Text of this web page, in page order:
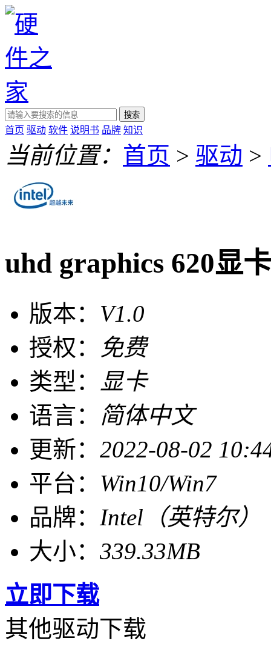
搜索
首页 驱动 软件 说明书 品牌 知识
当前位置： 首页 > 驱动 >
uhd graphics 620显
版本： V1.0
授权：
免费
类型： 显卡
语言： 简体中文
更新： 2022-08-02
平台： Win10/Win7
品牌： Intel（英特尔）
大小： 339.33MB
立即下载
其他驱动下载